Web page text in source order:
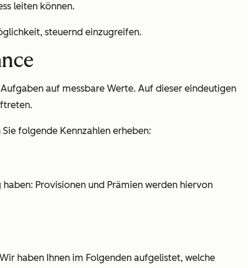
leiten können.
steuernd einzugreifen.
auf messbare Werte. Auf dieser eindeutigen
folgende Kennzahlen erheben:
Provisionen und Prämien werden hiervon
haben Ihnen im Folgenden aufgelistet, welche